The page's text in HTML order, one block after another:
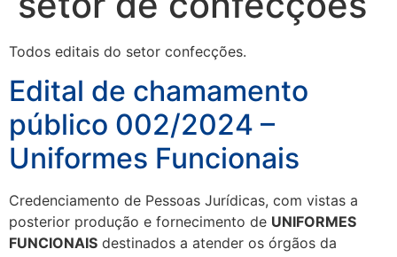
Todos editais do setor confecções.
Edital de chamamento
público 002/2024 –
Uniformes Funcionais
Credenciamento de Pessoas Jurídicas, com vistas a
posterior produção e fornecimento de UNIFORMES
FUNCIONAIS destinados a atender os órgãos da